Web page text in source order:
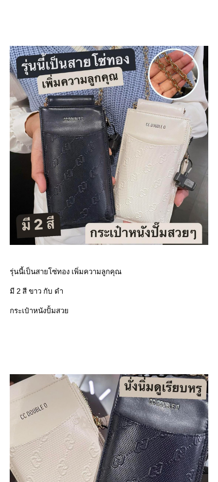
รุ่นนี้เป็นสายโซ่ทอง เพิ่มความลูกคุณ
มี 2 สี ขาว กับ ดำ
กระเป๋าหนังปั้มสว